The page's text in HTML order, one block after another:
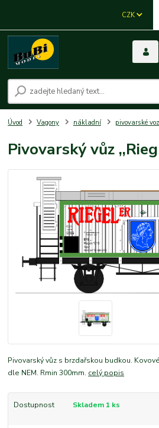
CZK
Úvod Vagony nákladní pivovarské
Pivovarský vůz
Pivovarský vůz s brzdařskou budkou.
dle NEM. Rmin 300mm. celý popis
Dostupnost Skladem 1 ks